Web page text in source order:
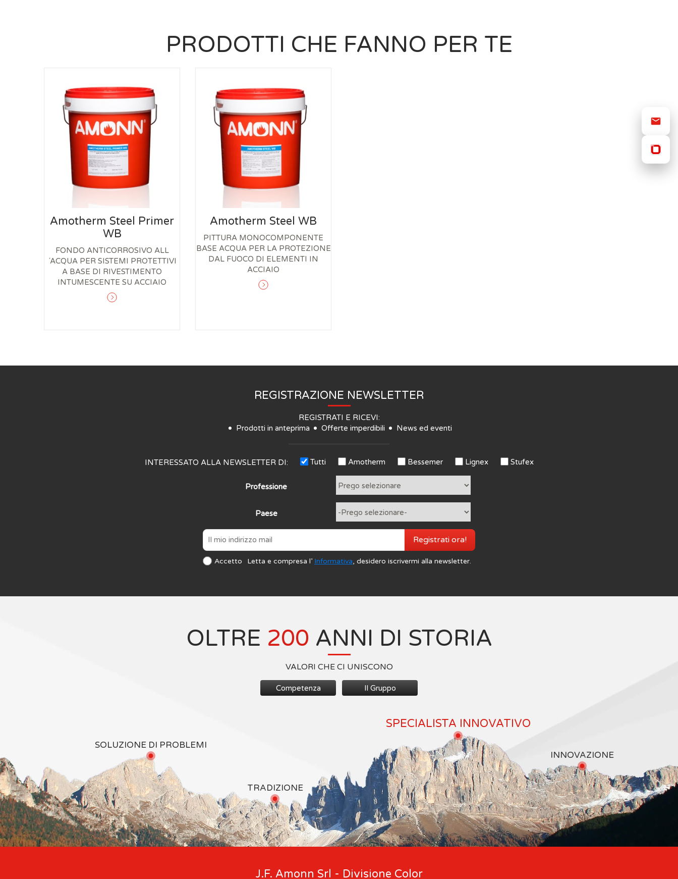
PRODOTTI CHE FANNO PER TE
Amotherm Steel Primer
WB
FONDO ANTICORROSIVO ALL
´ACQUA PER SISTEMI PROTETTIVI
A BASE DI RIVESTIMENTO
INTUMESCENTE SU ACCIAIO
Amotherm Steel WB
PITTURA MONOCOMPONENTE
BASE ACQUA PER LA PROTEZIONE
DAL FUOCO DI ELEMENTI IN
ACCIAIO
REGISTRAZIONE NEWSLETTER
REGISTRATI E RICEVI:
Prodotti in anteprima
Offerte imperdibili News ed eventi
INTERESSATO ALLA NEWSLETTER DI: Tutti Amotherm Bessemer Lignex Stufex
Professione
Paese
Accetto Letta e compresa l’ Informativa, desidero iscrivermi alla newsletter.
Registrati ora!
OLTRE 200 ANNI DI STORIA
VALORI CHE CI UNISCONO
Competenza Il Gruppo
SOLUZIONE DI PROBLEMI
TRADIZIONE
SPECIALISTA INNOVATIVO
INNOVAZIONE
J.F. Amonn Srl - Divisione Color